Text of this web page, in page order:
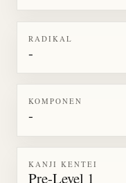
RADIKAL
-
KOMPONEN
-
KANJI KENTEI
Pre-Level 1